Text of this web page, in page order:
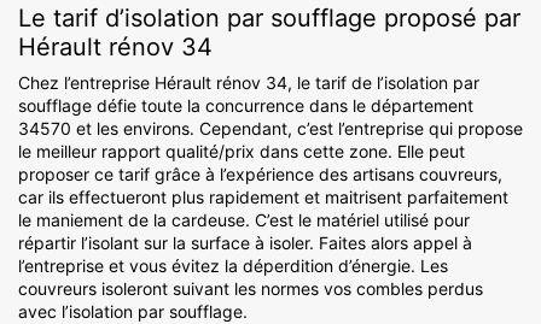
Le tarif d’isolation par soufflage proposé par
Hérault rénov 34
Chez l’entreprise Hérault rénov 34, le tarif de l’isolation par
soufflage défie toute la concurrence dans le département
34570 et les environs. Cependant, c’est l’entreprise qui propose
le meilleur rapport qualité/prix dans cette zone. Elle peut
proposer ce tarif grâce à l’expérience des artisans couvreurs,
car ils effectueront plus rapidement et maitrisent parfaitement
le maniement de la cardeuse. C’est le matériel utilisé pour
répartir l’isolant sur la surface à isoler. Faites alors appel à
l’entreprise et vous évitez la déperdition d’énergie. Les
couvreurs isoleront suivant les normes vos combles perdus
avec l’isolation par soufflage.